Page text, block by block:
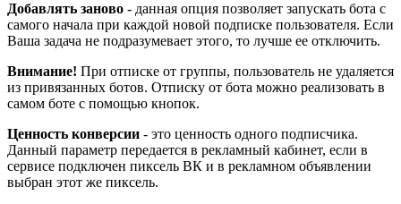
Добавлять заново - данная опция позволяет запускать бота с
самого начала при каждой новой подписке пользователя. Если
Ваша задача не подразумевает этого, то лучше ее отключить.
Внимание! При отписке от группы, пользователь не удаляется
из привязанных ботов. Отписку от бота можно реализовать в
самом боте с помощью кнопок.
Ценность конверсии - это ценность одного подписчика.
Данный параметр передается в рекламный кабинет, если в
сервисе подключен пиксель ВК и в рекламном объявлении
выбран этот же пиксель.